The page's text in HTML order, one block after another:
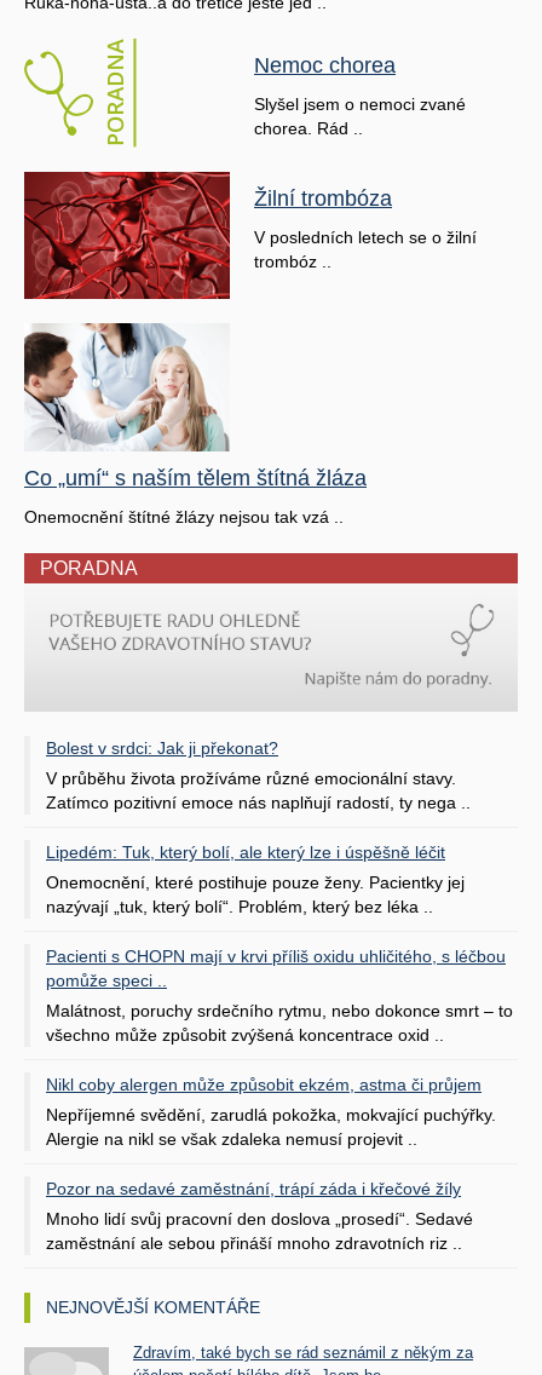
Nemoc chorea
Slyšel jsem o nemoci zvané
chorea. Rád ..
Žilní trombóza
V posledních letech se o žilní
trombóz ..
Co „umí“ s naším tělem štítná žláza
Onemocnění štítné žlázy nejsou tak vzá ..
PORADNA
Bolest v srdci: Jak ji překonat?
V průběhu života prožíváme různé emocionální stavy.
Zatímco pozitivní emoce nás naplňují radostí, ty nega ..
Lipedém: Tuk, který bolí, ale který lze i úspěšně léčit
Onemocnění, které postihuje pouze ženy. Pacientky jej
nazývají „tuk, který bolí“. Problém, který bez léka ..
Pacienti s CHOPN mají v krvi příliš oxidu uhličitého, s léčbou
pomůže speci ..
Malátnost, poruchy srdečního rytmu, nebo dokonce smrt – to
všechno může způsobit zvýšená koncentrace oxid ..
Nikl coby alergen může způsobit ekzém, astma či průjem
Nepříjemné svědění, zarudlá pokožka, mokvající puchýřky.
Alergie na nikl se však zdaleka nemusí projevit ..
Pozor na sedavé zaměstnání, trápí záda i křečové žíly
Mnoho lidí svůj pracovní den doslova „prosedí“. Sedavé
zaměstnání ale sebou přináší mnoho zdravotních riz ..
NEJNOVĚJŠÍ KOMENTÁŘE
Zdravím, také bych se rád seznámil z někým za